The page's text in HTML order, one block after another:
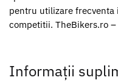
pentru utilizare frecventa
competitii. TheBikers.ro
Informații